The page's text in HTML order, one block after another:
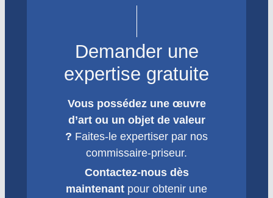
Demander une
expertise gratuite
Vous possédez une œuvre
d’art ou un objet de valeur
? Faites-le expertiser par nos
commissaire-priseur.
Contactez-nous dès
maintenant pour obtenir une